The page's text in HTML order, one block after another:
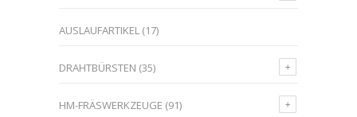
AUSLAUFARTIKEL (17)
DRAHTBÜRSTEN (35)
HM-FRÄSWERKZEUGE (91)